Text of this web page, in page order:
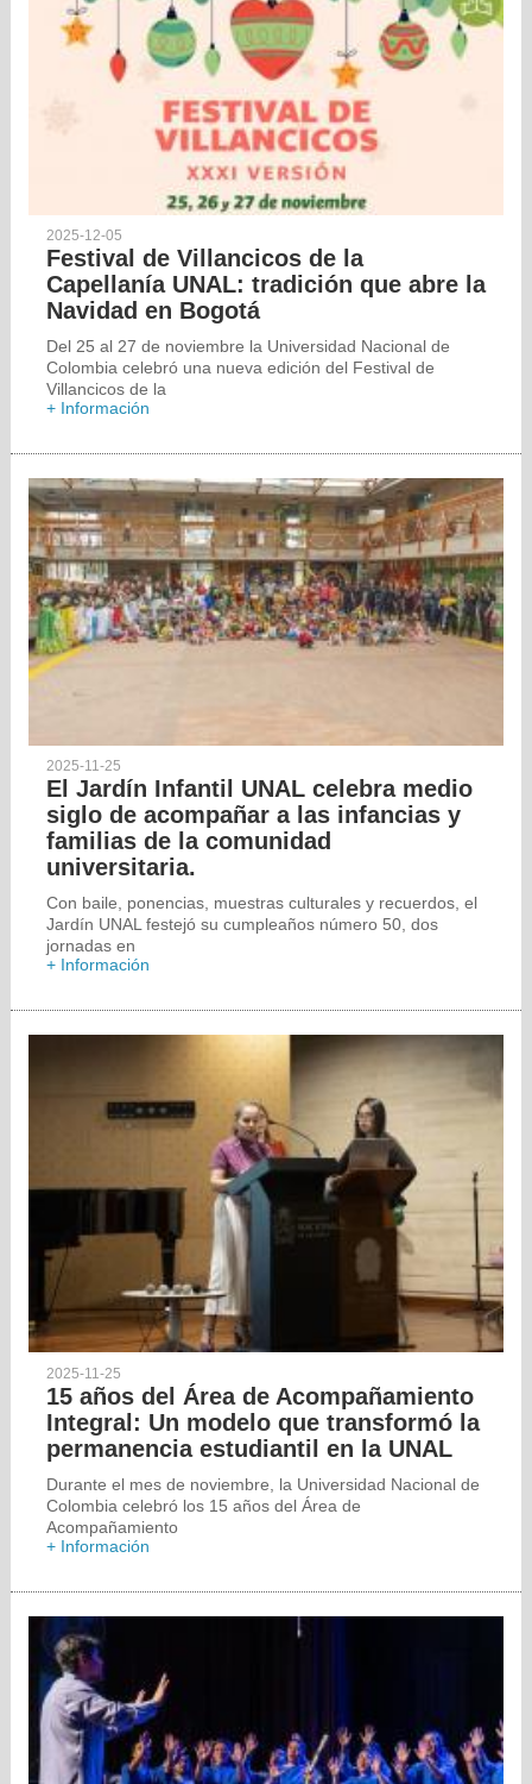
2025-12-05
Festival de Villancicos de la
Capellanía UNAL: tradición que abre la
Navidad en Bogotá
Del 25 al 27 de noviembre la Universidad Nacional de
Colombia celebró una nueva edición del Festival de
Villancicos de la
+ Información
2025-11-25
El Jardín Infantil UNAL celebra medio
siglo de acompañar a las infancias y
familias de la comunidad
universitaria.
Con baile, ponencias, muestras culturales y recuerdos, el
Jardín UNAL festejó su cumpleaños número 50, dos
jornadas en
+ Información
2025-11-25
15 años del Área de Acompañamiento
Integral: Un modelo que transformó la
permanencia estudiantil en la UNAL
Durante el mes de noviembre, la Universidad Nacional de
Colombia celebró los 15 años del Área de
Acompañamiento
+ Información